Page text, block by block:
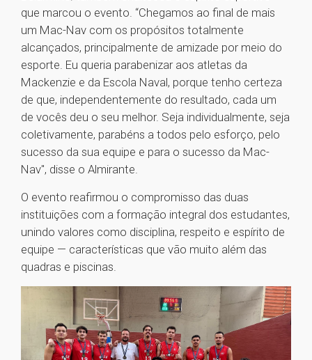
que marcou o evento. “Chegamos ao final de mais
um Mac-Nav com os propósitos totalmente
alcançados, principalmente de amizade por meio do
esporte. Eu queria parabenizar aos atletas da
Mackenzie e da Escola Naval, porque tenho certeza
de que, independentemente do resultado, cada um
de vocês deu o seu melhor. Seja individualmente, seja
coletivamente, parabéns a todos pelo esforço, pelo
sucesso da sua equipe e para o sucesso da Mac-
Nav", disse o Almirante.
O evento reafirmou o compromisso das duas
instituições com a formação integral dos estudantes,
unindo valores como disciplina, respeito e espírito de
equipe — características que vão muito além das
quadras e piscinas.